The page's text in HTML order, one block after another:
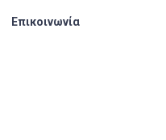
Επικοινωνία